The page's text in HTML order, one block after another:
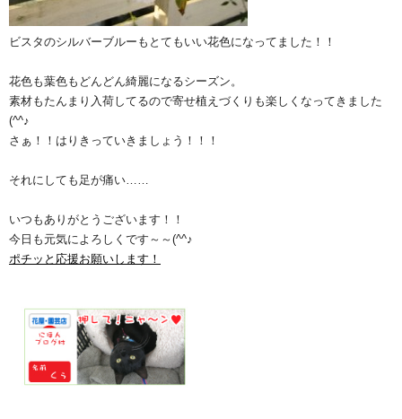
ビスタのシルバーブルーもとてもいい花色になってました！！
花色も葉色もどんどん綺麗になるシーズン。
素材もたんまり入荷してるので寄せ植えづくりも楽しくなってきました
(^^♪
さぁ！！はりきっていきましょう！！！
それにしても足が痛い……
いつもありがとうございます！！
今日も元気によろしくです～～(^^♪
ポチッと応援お願いします！